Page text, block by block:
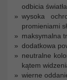
odbicia światła,
wysoka
promieniami
maksymalna
dodatkowa
neutralne
kątem
wierne